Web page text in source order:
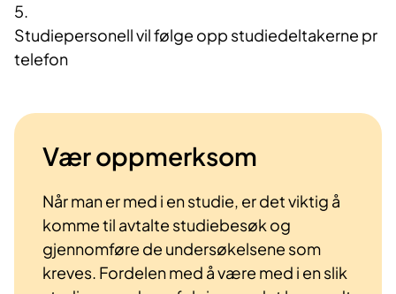
5.
Studiepersonell vil følge opp studiedeltakerne pr
telefon
Vær oppmerksom
Når man er med i en studie, er det viktig å
komme til avtalte studiebesøk og
gjennomføre de undersøkelsene som
kreves. Fordelen med å være med i en slik